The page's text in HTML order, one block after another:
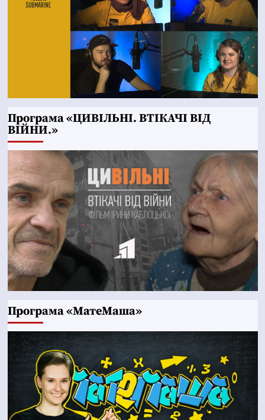
Програма «ЦИВІЛЬНІ. ВТІКАЧІ ВІД
ВІЙНИ.»
Програма «МатеМаша»